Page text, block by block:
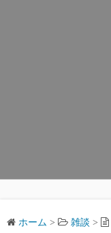
ホーム > 雑談 >